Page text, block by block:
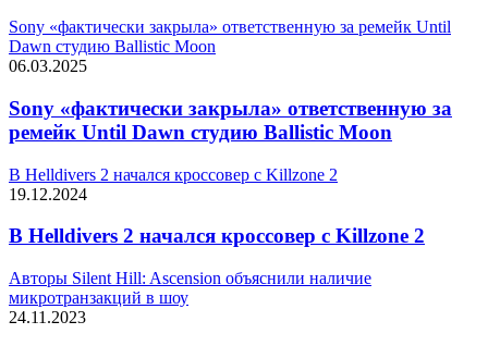
Sony «фактически закрыла» ответственную за ремейк Until
Dawn студию Ballistic Moon
06.03.2025
Sony «фактически закрыла» ответственную за
ремейк Until Dawn студию Ballistic Moon
В Helldivers 2 начался кроссовер с Killzone 2
19.12.2024
В Helldivers 2 начался кроссовер с Killzone 2
Авторы Silent Hill: Ascension объяснили наличие
микротранзакций в шоу
24.11.2023